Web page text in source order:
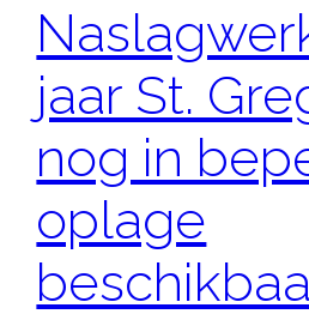
jaar St.
nog in
oplage